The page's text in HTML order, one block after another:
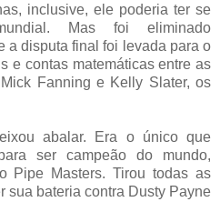
inclusive, ele poderia ter se
Mas foi eliminado
a disputa final foi levada para o
e contas matemáticas entre as
Fanning e Kelly Slater, os
abalar. Era o único que
ser campeão do mundo,
Pipe Masters. Tirou todas as
sua bateria contra Dusty Payne